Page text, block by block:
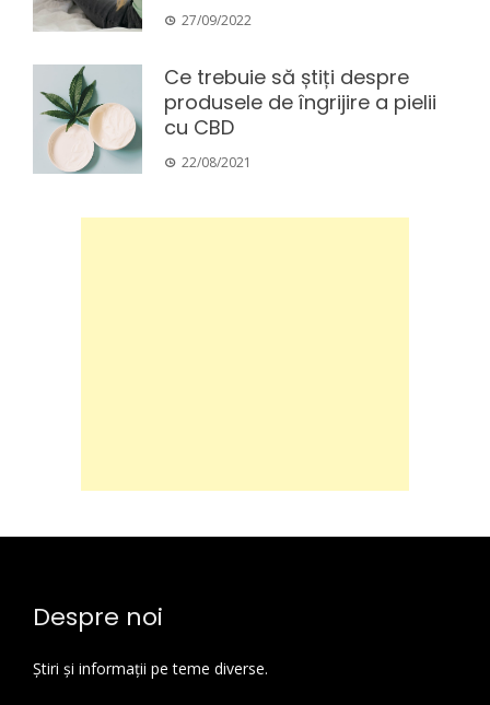
27/09/2022
Ce trebuie să știți despre
produsele de îngrijire a pielii
cu CBD
22/08/2021
Despre noi
Știri și informații pe teme diverse.